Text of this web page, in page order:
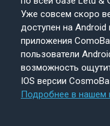
Уже совсем скоро
доступен на Android
приложения
пользователи
возможность
IOS версии
Подробнее в нашем